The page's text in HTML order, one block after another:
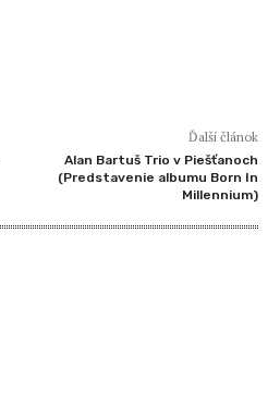
Ďalší článok
Alan Bartuš Trio v Piešťanoch
(Predstavenie albumu Born In
Millennium)